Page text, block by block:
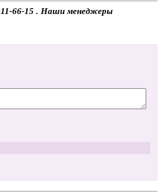
66-15 . Наши менеджеры